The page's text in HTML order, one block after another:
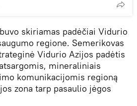
skiriamas padėčiai Vidurio
regione. Semerikovas
Vidurio Azijos padėtis
mineraliniais
komunikacijomis regioną
zona tarp pasaulio jėgos